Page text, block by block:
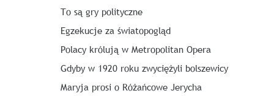
To są gry polityczne
Egzekucje za światopogląd
Polacy królują w Metropolitan Opera
Gdyby w 1920 roku zwyciężyli bolszewicy
Maryja prosi o Różańcowe Jerycha